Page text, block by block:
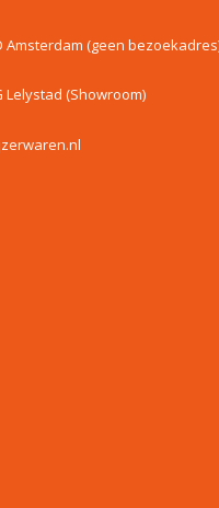
Amsterdam (geen
Lelystad (Showroom)